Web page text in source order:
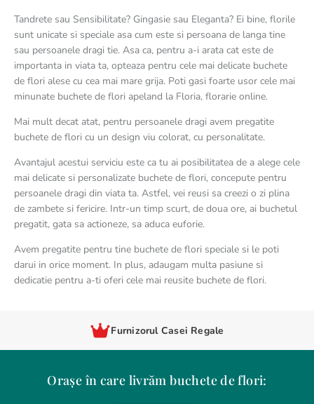
Tandrete sau Sensibilitate? Gingasie sau Eleganta? Ei bine, florile
sunt unicate si speciale asa cum este si persoana de langa tine
sau persoanele dragi tie. Asa ca, pentru a-i arata cat este de
importanta in viata ta, opteaza pentru cele mai delicate buchete
de flori alese cu cea mai mare grija. Poti gasi foarte usor cele mai
minunate buchete de flori apeland la Floria, florarie online.
Mai mult decat atat, pentru persoanele dragi avem pregatite
buchete de flori cu un design viu colorat, cu personalitate.
Avantajul acestui serviciu este ca tu ai posibilitatea de a alege cele
mai delicate si personalizate buchete de flori, concepute pentru
persoanele dragi din viata ta. Astfel, vei reusi sa creezi o zi plina
de zambete si fericire. Intr-un timp scurt, de doua ore, ai buchetul
pregatit, gata sa actioneze, sa aduca euforie.
Avem pregatite pentru tine buchete de flori speciale si le poti
darui in orice moment. In plus, adaugam multa pasiune si
dedicatie pentru a-ti oferi cele mai reusite buchete de flori.
Furnizorul Casei Regale
Orașe în care livrăm buchete de flori: